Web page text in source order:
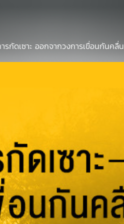
รกัดเซาะ ออกจากวงการเขื่อนกันคลื่น